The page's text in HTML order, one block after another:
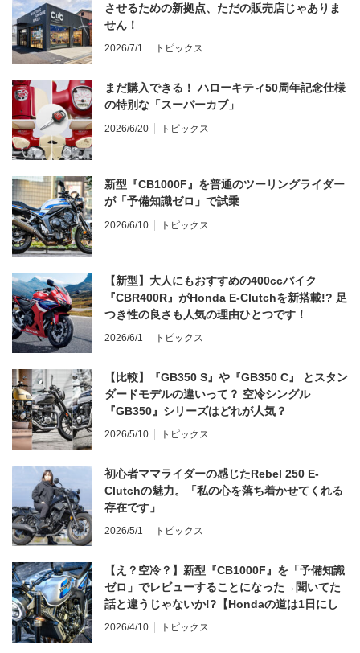
させるための新拠点、ただの販売店じゃありま
せん！
2026/7/1 トピックス
まだ購入できる！ ハローキティ50周年記念仕様
の特別な「スーパーカブ」
2026/6/20 トピックス
新型『CB1000F』を普通のツーリングライダー
が「予備知識ゼロ」で試乗
2026/6/10 トピックス
【新型】大人にもおすすめの400ccバイク
『CBR400R』がHonda E-Clutchを新搭載!? 足
つき性の良さも人気の理由ひとつです！
2026/6/1 トピックス
【比較】『GB350 S』や『GB350 C』 とスタン
ダードモデルの違いって？ 空冷シングル
『GB350』シリーズはどれが人気？
2026/5/10 トピックス
初心者ママライダーの感じたRebel 250 E-
Clutchの魅力。「私の心を落ち着かせてくれる
存在です」
2026/5/1 トピックス
【え？空冷？】新型『CB1000F』を「予備知識
ゼロ」でレビューすることになった→聞いてた
話と違うじゃないか!?【Hondaの道は1日にし
てならず／CB1000F ①第一印象 編】
2026/4/10 トピックス